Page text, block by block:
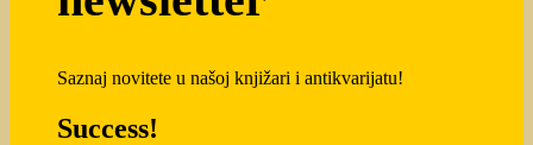
Saznaj novitete u našoj knjižari i antikvarijatu!
Success!